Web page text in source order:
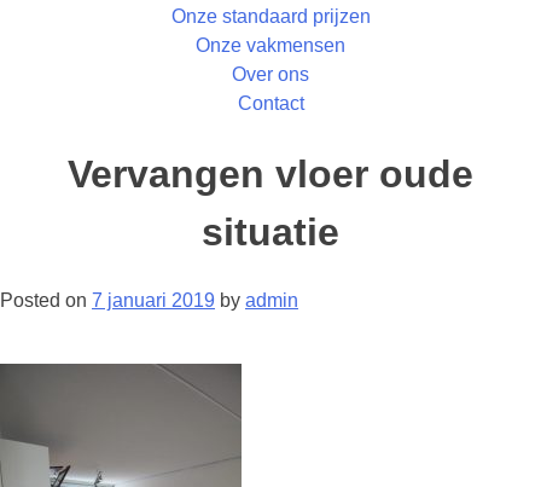
Onze standaard prijzen
Onze vakmensen
Over ons
Contact
Vervangen vloer oude
situatie
Posted on 7 januari 2019 by admin